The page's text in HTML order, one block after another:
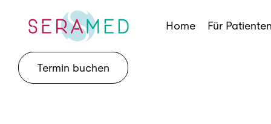
content
Home Für Patienten
Termin buchen